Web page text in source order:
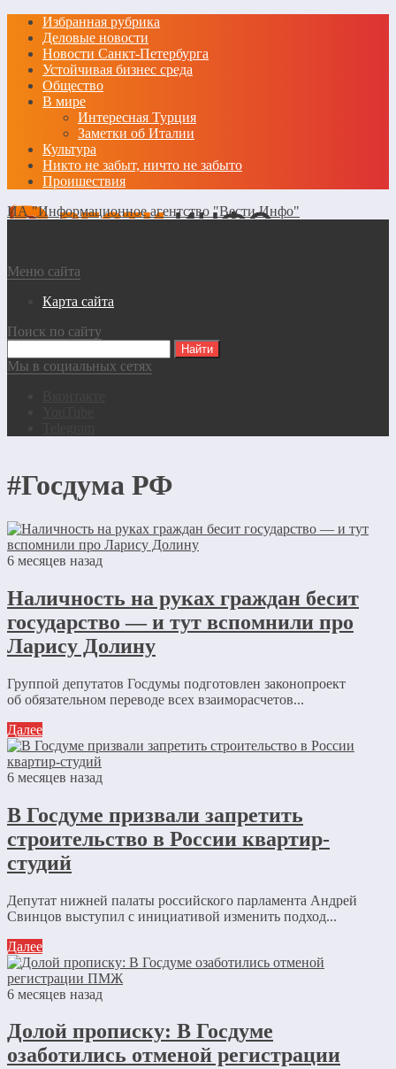
Избранная рубрика
Деловые новости
Новости Санкт-Петербурга
Устойчивая бизнес среда
Общество
В мире
Интересная Турция
Заметки об Италии
Культура
Никто не забыт, ничто не забыто
Проишествия
ИА "Информационное агентство "Вести Инфо"
Меню сайта
Карта сайта
Поиск по сайту
Мы в социальных сетях
#Госдума РФ
6 месяцев назад
Наличность на руках граждан бесит
государство — и тут вспомнили про
Ларису Долину
Группой депутатов Госдумы подготовлен законопроект
об обязательном переводе всех взаиморасчетов...
Далее
6 месяцев назад
В Госдуме призвали запретить
строительство в России квартир-
студий
Депутат нижней палаты российского парламента Андрей
Свинцов выступил с инициативой изменить подход...
Далее
6 месяцев назад
Долой прописку: В Госдуме
озаботились отменой регистрации